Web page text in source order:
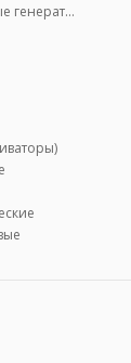
Инверторные бензиновые генераторы